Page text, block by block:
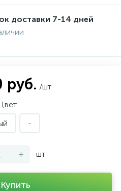
доставки 7-14 дней
руб. /шт
-
+ шт
Купить